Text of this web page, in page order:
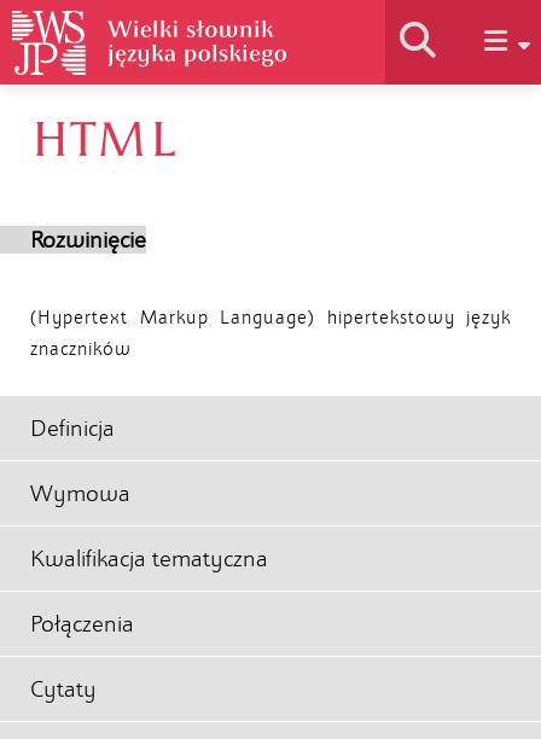
HTML
Rozwinięcie
(Hypertext Markup Language) hipertekstowy język
znaczników
Definicja
Wymowa
Kwalifikacja tematyczna
Połączenia
Cytaty